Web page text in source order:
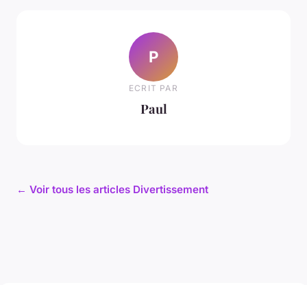
P
ECRIT PAR
Paul
← Voir tous les articles Divertissement